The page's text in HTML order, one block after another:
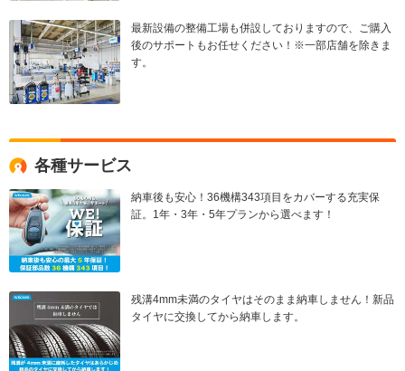
最新設備の整備工場も併設しておりますので、ご購入
後のサポートもお任せください！※一部店舗を除きま
す。
各種サービス
納車後も安心！36機構343項目をカバーする充実保
証。1年・3年・5年プランから選べます！
残溝4mm未満のタイヤはそのまま納車しません！新品
タイヤに交換してから納車します。